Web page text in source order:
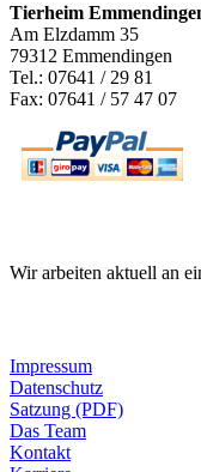
Tierheim
Am Elzdamm 35
79312 Emmendingen
Tel.: 07641 / 29 81
Fax: 07641 / 57 47 07
Wir arbeiten aktuell an
Impressum
Datenschutz
Satzung (PDF)
Das Team
Kontakt